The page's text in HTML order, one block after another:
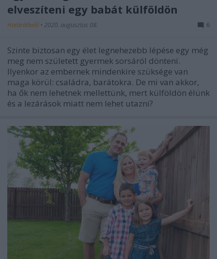
elveszíteni egy babát külföldön
Határátkelő • 2020. augusztus 08. 6
Szinte biztosan egy élet legnehezebb lépése egy még
meg nem született gyermek sorsáról dönteni.
Ilyenkor az embernek mindenkire szüksége van
maga körül: családra, barátokra. De mi van akkor,
ha ők nem lehetnek mellettünk, mert külföldön élünk
és a lezárások miatt nem lehet utazni?